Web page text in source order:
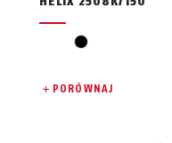
czarny
PORÓWNAJ